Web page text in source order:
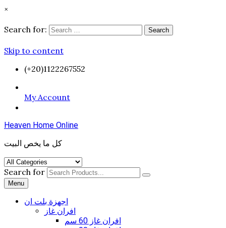
×
Search for:
Search
Skip to content
(+20)1122267552
My Account
Heaven Home Online
كل ما يخص البيت
Search for
Menu
اجهزة بلت ان
افران غاز
افران غاز 60 سم